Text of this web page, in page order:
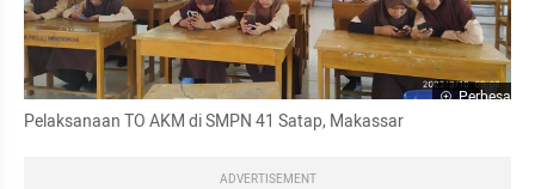
Perbesar
Pelaksanaan TO AKM di SMPN 41 Satap, Makassar
ADVERTISEMENT